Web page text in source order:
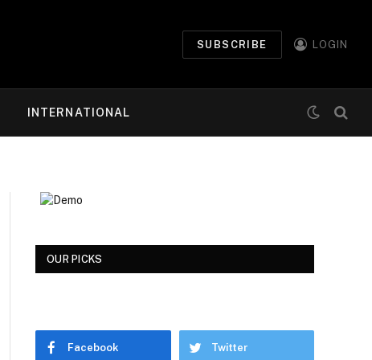
SUBSCRIBE LOGIN
INTERNATIONAL
OUR PICKS
Facebook Twitter